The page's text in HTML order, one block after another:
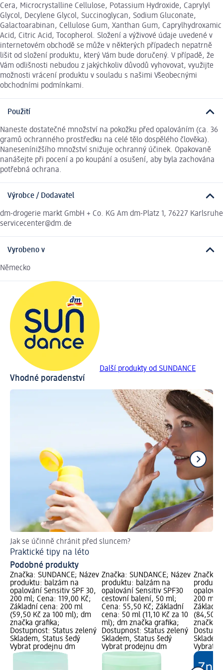
Cera, Microcrystalline Cellulose, Potassium Hydroxide, Caprylyl
Glycol, Decylene Glycol, Succinoglycan, Sodium Gluconate,
Galactoarabinan, Cellulose Gum, Xanthan Gum, Caprylhydroxamic
Acid, Citric Acid, Tocopherol. Složení a výživové údaje uvedené v
internetovém obchodě se může v některých případech nepatrně
lišit od složení produktu, který Vám bude doručený. V případě, že
Vám odlišnosti nebudou z jakýchkoliv důvodů vyhovovat, využijte
možnosti vrácení produktu v souladu s našimi Všeobecnými
obchodními podmínkami.
Použití
Naneste dostatečné množství na pokožku před opalováním (ca. 36
gramů ochranného prostředku na celé tělo dospělého člověka).
Nanesenínižšího množství snižuje ochranný účinek. Opakovaně
nanášejte při pocení a po koupání a osušení, aby byla zachována
potřebná ochrana.
Výrobce / Dodavatel
dm-drogerie markt GmbH + Co. KG Am dm-Platz 1, 76227 Karlsruhe
servicecenter@dm.de
Vyrobeno v
Německo
Další produkty od SUNDANCE
Vhodné poradenství
Jak se účinně chránit před sluncem?
Praktické tipy na léto
Podobné produkty
Značka: SUNDANCE; Název
produktu: balzám na
opalování Sensitiv SPF 30,
200 ml; Cena: 119,00 Kč;
Základní cena: 200 ml
(59,50 Kč za 100 ml); dm
značka grafika;
Dostupnost: Status zelený
Skladem, Status šedý
Vybrat prodejnu dm
Značka: SUNDANCE; Název
produktu: balzám na
opalování Sensitiv SPF30
cestovní balení, 50 ml;
Cena: 55,50 Kč; Základní
cena: 50 ml (11,10 Kč za 10
ml); dm značka grafika;
Dostupnost: Status zelený
Skladem, Status šedý
Vybrat prodejnu dm
Značka:
200 ml;
(84,50
značka
Vybrat